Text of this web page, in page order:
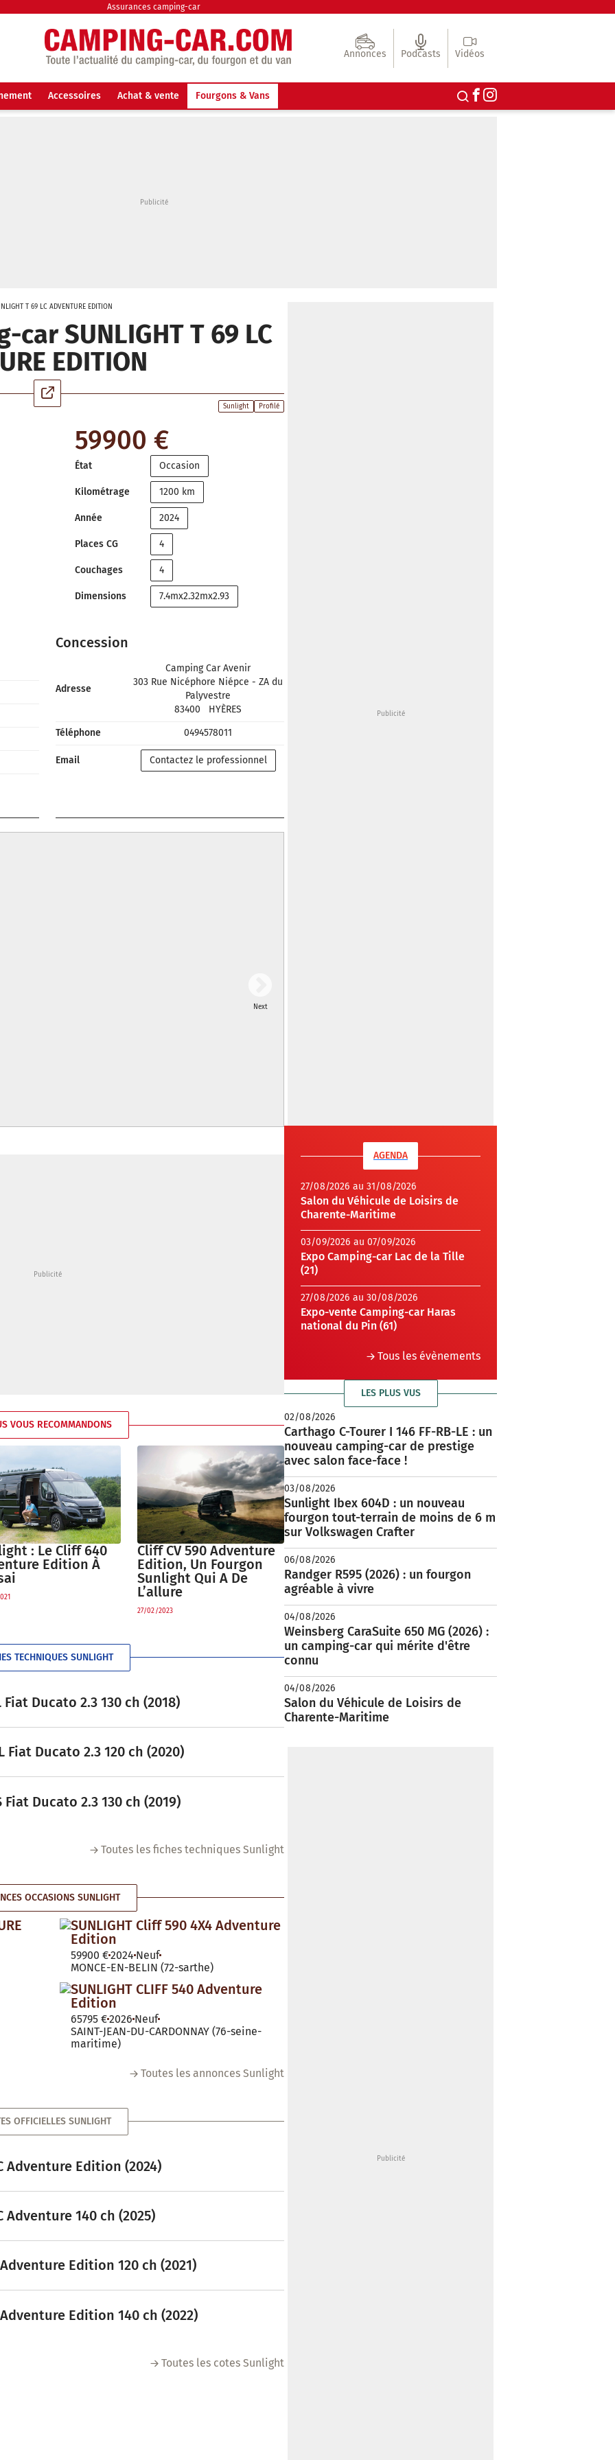
Assurances camping-car
Annonces Podcasts Vidéos
Accessoires Achat & vente Fourgons & Vans
T 69 LC ADVENTURE EDITION
car SUNLIGHT T 69 LC
EDITION
Sunlight Profilé
59900 €
État Occasion
Kilométrage 1200 km
Année 2024
Places CG 4
Couchages 4
Dimensions 7.4mx2.32mx2.93
Concession
Adresse
Camping Car Avenir
303 Rue Nicéphore Niépce - ZA du
Palyvestre
83400
HYÈRES
Téléphone
0494578011
Email Contactez le professionnel
Next
VOUS RECOMMANDONS
: Le Cliff 640
Edition À
Cliff CV 590 Adventure
Edition, Un Fourgon
Sunlight Qui A De
L’allure
27/02/2023
TECHNIQUES SUNLIGHT
Fiat Ducato 2.3 130 ch (2018)
Fiat Ducato 2.3 120 ch (2020)
Fiat Ducato 2.3 130 ch (2019)
Toutes les fiches techniques Sunlight
OCCASIONS SUNLIGHT
SUNLIGHT Cliff 590 4X4 Adventure
Edition
59900 €2024 Neuf
MONCE-EN-BELIN (72-sarthe)
SUNLIGHT CLIFF 540 Adventure
Edition
65795 €2026 Neuf
SAINT-JEAN-DU-CARDONNAY (76-seine-
maritime)
Toutes les annonces Sunlight
OFFICIELLES SUNLIGHT
Adventure Edition (2024)
Adventure 140 ch (2025)
Edition 120 ch (2021)
Edition 140 ch (2022)
Toutes les cotes Sunlight
AGENDA
27/08/2026 au 31/08/2026
Salon du Véhicule de Loisirs de
Charente-Maritime
03/09/2026 au 07/09/2026
Expo Camping-car Lac de la Tille
(21)
27/08/2026 au 30/08/2026
Expo-vente Camping-car Haras
national du Pin (61)
Tous les évènements
LES PLUS VUS
02/08/2026
Carthago C-Tourer I 146 FF-RB-LE : un
nouveau camping-car de prestige
avec salon face-face !
03/08/2026
Sunlight Ibex 604D : un nouveau
fourgon tout-terrain de moins de 6 m
sur Volkswagen Crafter
06/08/2026
Randger R595 (2026) : un fourgon
agréable à vivre
04/08/2026
Weinsberg CaraSuite 650 MG (2026) :
un camping-car qui mérite d'être
connu
04/08/2026
Salon du Véhicule de Loisirs de
Charente-Maritime